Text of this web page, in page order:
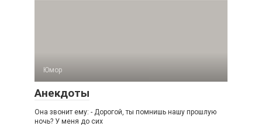
Юмор
Анекдоты
Она звонит ему: - Дорогой, ты помнишь нашу прошлую
ночь? У меня до сих